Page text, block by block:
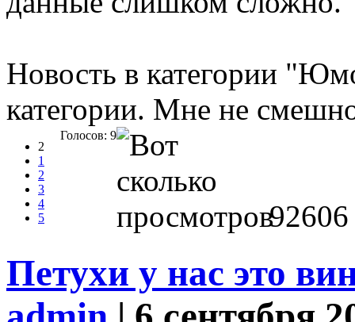
Новость в категории
категории. Мне не
2
1
2
3
4
5
Голосов: 9
92606
Петухи у нас это